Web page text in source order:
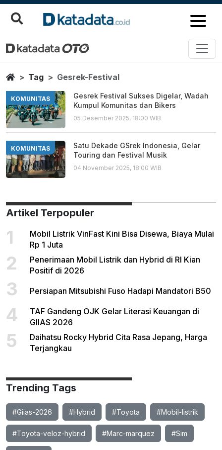
Gesrek Festival
Berita Terbaru
HomeTag Gesrek-Festival
KOMUNITAS
Gesrek Festival Sukses Digelar, Wadah
Kumpul Komunitas dan Bikers
05 Desember 2025, 18:00 WIB
KOMUNITAS
Satu Dekade GSrek Indonesia, Gelar
Touring dan Festival Musik
04 November 2025, 18:00 WIB
Artikel Terpopuler
1
Mobil Listrik VinFast Kini Bisa Disewa, Biaya Mulai
Rp 1 Juta
2
Penerimaan Mobil Listrik dan Hybrid di RI Kian
Positif di 2026
3 Persiapan Mitsubishi Fuso Hadapi Mandatori B50
4
TAF Gandeng OJK Gelar Literasi Keuangan di
GIIAS 2026
5
Daihatsu Rocky Hybrid Cita Rasa Jepang, Harga
Terjangkau
Trending Tags
#Giias-2026 #Hybrid #Toyota #Mobil-listrik
#Toyota-veloz-hybrid #Marc-marquez #Sim